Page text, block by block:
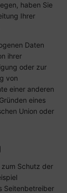
haben Sie
Ihrer
Daten
ihrer
oder zur
von
einer anderen
eines
Union oder
Schutz der
Seitenbetreiber